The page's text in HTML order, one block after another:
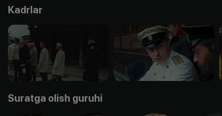
Kadrlar
Suratga olish guruhi